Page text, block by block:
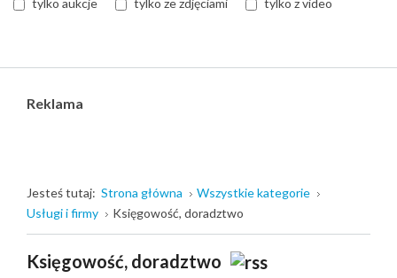
tylko aukcje tylko ze zdjęciami tylko z video
Reklama
Jesteś tutaj: Strona główna
Wszystkie kategorie
Usługi i firmy
Księgowość, doradztwo
Księgowość, doradztwo